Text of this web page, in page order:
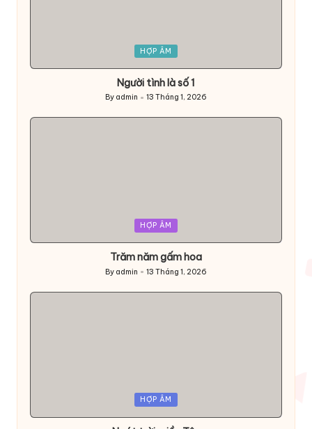
HỢP ÂM
Người tình là số 1
Posted
by
By admin 13 Tháng 1, 2026
HỢP ÂM
Trăm năm gấm hoa
Posted
By admin 13 Tháng 1, 2026
HỢP ÂM